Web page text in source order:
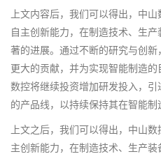
上文内容后，我们可以得出，中
自主创新能力，在制造技术、生
著的进展。通过不断的研究与创
更大的贡献，并为实现智能制造
数控将继续投资增加研发投入，
的产品线，以持续保持其在智能制
上文之后，我们可以得出，中山
主创新能力，在制造技术、生产